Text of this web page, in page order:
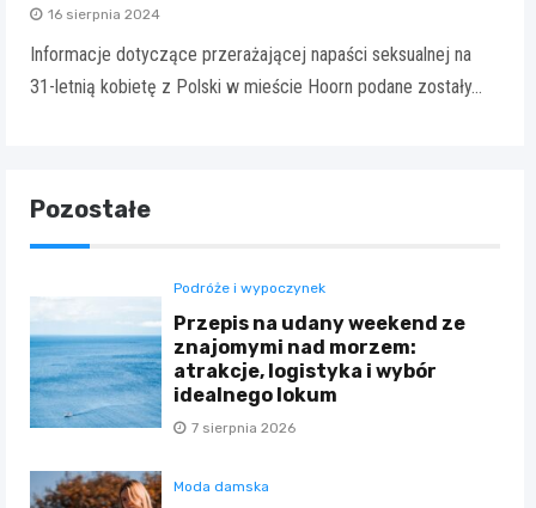
16 sierpnia 2024
Informacje dotyczące przerażającej napaści seksualnej na
31-letnią kobietę z Polski w mieście Hoorn podane zostały…
Pozostałe
Podróże i wypoczynek
Przepis na udany weekend ze
znajomymi nad morzem:
atrakcje, logistyka i wybór
idealnego lokum
7 sierpnia 2026
Moda damska